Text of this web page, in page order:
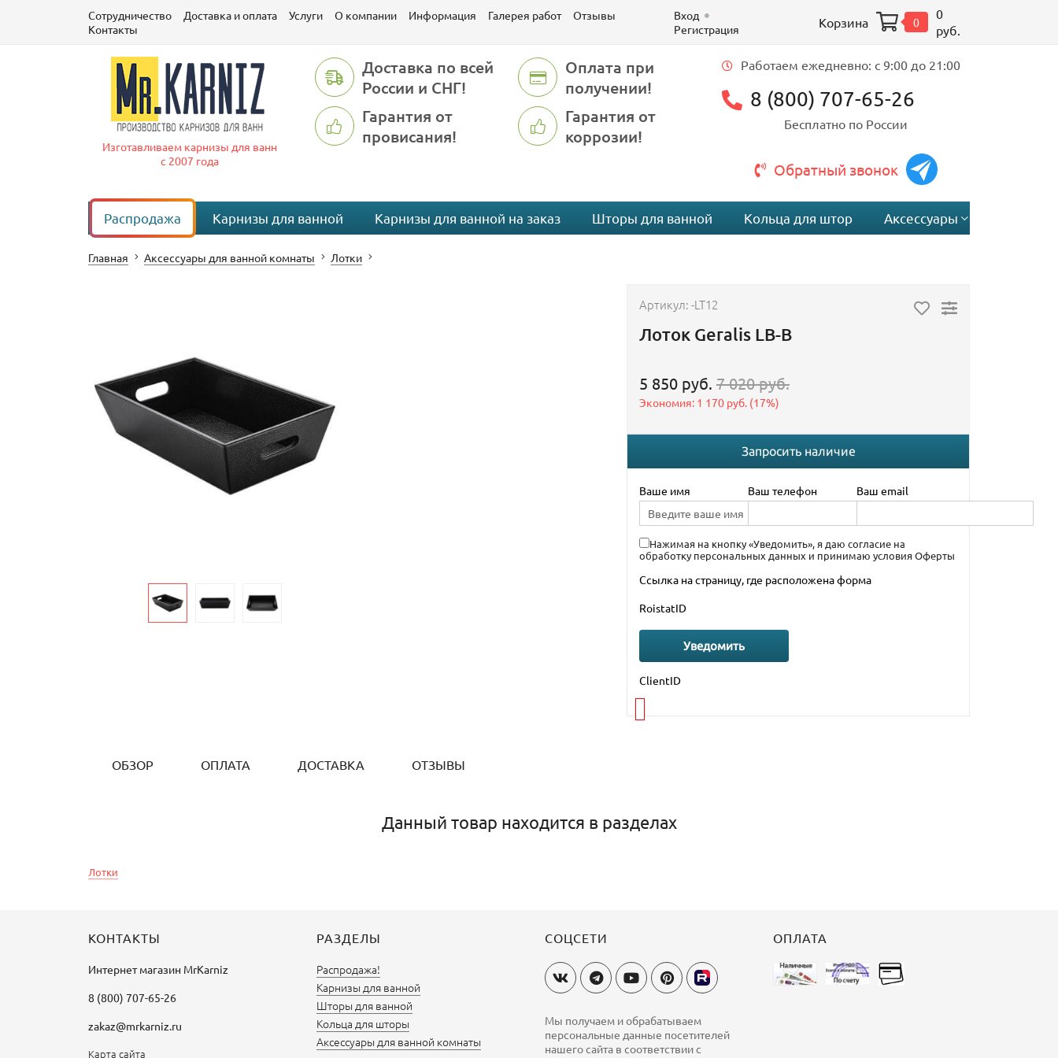
Сотрудничество Доставка и оплата Услуги О компании Информация Галерея работ
Отзывы
Контакты
Вход
Регистрация
Корзина 0
0
руб.
Изготавливаем карнизы для ванн
с 2007 года
Доставка по всей
России и СНГ!
Оплата при
получении!
Гарантия от
провисания!
Гарантия от
коррозии!
Работаем ежедневно: c 9:00 до 21:00
8 (800) 707-65-26
Бесплатно по России
Обратный звонок
Распродажа Карнизы для ванной Карнизы для ванной на заказ Шторы для ванной Кольца для штор Аксессуары
Главная Аксессуары для ванной комнаты Лотки
Артикул:-LT12
Лоток Geralis LB-B
5 850 руб. 7 020 руб.
Экономия: 1 170 руб. (17%)
Запросить наличие
Ваше имя Ваш телефон Ваш email
Нажимая на кнопку «Уведомить», я даю согласие на
обработку персональных данных и принимаю условия Оферты
Ссылка на страницу, где расположена форма
RoistatID
Уведомить
ClientID
ОБЗОР ОПЛАТА ДОСТАВКА ОТЗЫВЫ
Данный товар находится в разделах
Лотки
КОНТАКТЫ
Интернет магазин MrKarniz
8 (800) 707-65-26
zakaz@mrkarniz.ru
Карта сайта
РАЗДЕЛЫ
Распродажа!
Карнизы для ванной
Шторы для ванной
Кольца для шторы
Аксессуары для ванной комнаты
СОЦСЕТИ
Мы получаем и обрабатываем
персональные данные посетителей
нашего сайта в соответствии с
ОПЛАТА